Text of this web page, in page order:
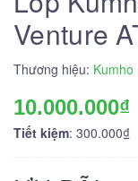
Venture
Thương hiệu: Kumho
10.000.000₫
Tiết kiệm: 300.000₫